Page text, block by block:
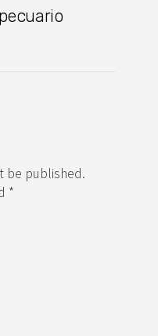
be published.
*